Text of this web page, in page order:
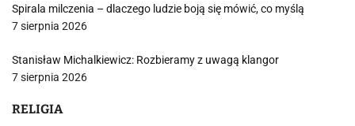
Spirala milczenia – dlaczego ludzie boją się mówić, co myślą
7 sierpnia 2026
Stanisław Michalkiewicz: Rozbieramy z uwagą klangor
7 sierpnia 2026
RELIGIA